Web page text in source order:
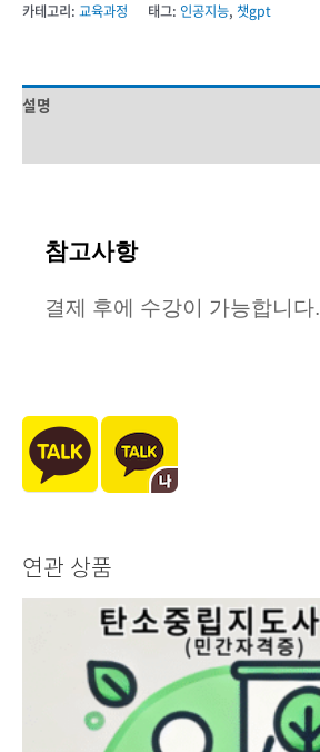
카테고리: 교육과정 태그: 인공지능, 챗gpt
설명
참고사항
결제 후에 수강이 가능합니다.
연관 상품